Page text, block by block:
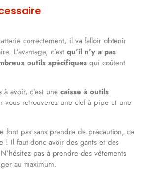
correctement, il va falloir obtenir
L’avantage, c’est qu’il n’y a pas
outils spécifiques qui coûtent
à avoir, c’est une caisse à outils
vous retrouverez une clef à pipe et une
font pas sans prendre de précaution, ce
! Il faut donc avoir des gants et des
pas à prendre des vêtements
au maximum.